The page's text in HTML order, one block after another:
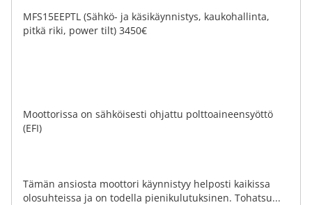
MFS15EEPTL (Sähkö- ja käsikäynnistys, kaukohallinta,
pitkä riki, power tilt) 3450€
Moottorissa on sähköisesti ohjattu polttoaineensyöttö
(EFI)
Tämän ansiosta moottori käynnistyy helposti kaikissa
olosuhteissa ja on todella pienikulutuksinen. Tohatsu...